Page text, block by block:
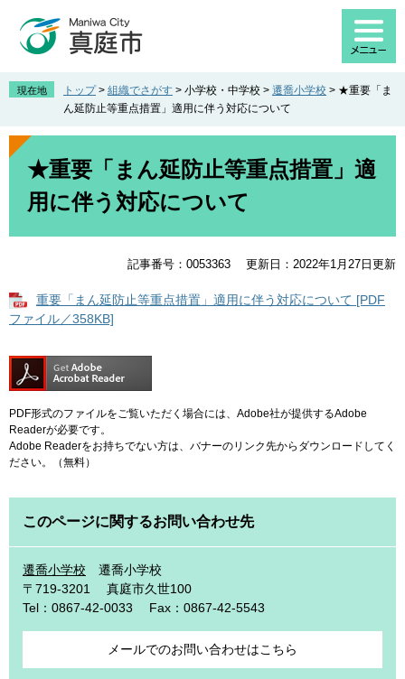
先
。
を
て
現在地 トップ > 組織でさがす > 小学校・中学校 > 遷喬小学校 > ★重要「ま
ん延防止等重点措置」適用に伴う対応について
本
★重要「まん延防止等重点措置」適
用に伴う対応について
記事番号：0053363 更新日：2022年1月27日更新
重要「まん延防止等重点措置」適用に伴う対応について [PDF
ファイル／358KB]
PDF形式のファイルをご覧いただく場合には、Adobe社が提供するAdobe
Readerが必要です。
Adobe Readerをお持ちでない方は、バナーのリンク先からダウンロードしてく
ださい。（無料）
このページに関するお問い合わせ先
遷喬小学校
遷喬小学校
〒719-3201
真庭市久世100
Tel：0867-42-0033
Fax：0867-42-5543
メールでのお問い合わせはこちら